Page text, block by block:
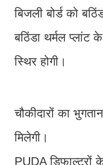
बिजली बोर्ड को
बठिंडा थर्मल प्लांट
स्थिर होगी।
चौकीदारों का
मिलेगी।
PUDA डिफाल्टरों